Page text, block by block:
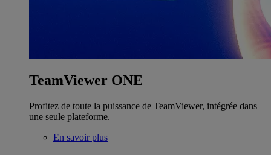
TeamViewer ONE
Profitez de toute la puissance de TeamViewer, intégrée dans
une seule plateforme.
En savoir plus